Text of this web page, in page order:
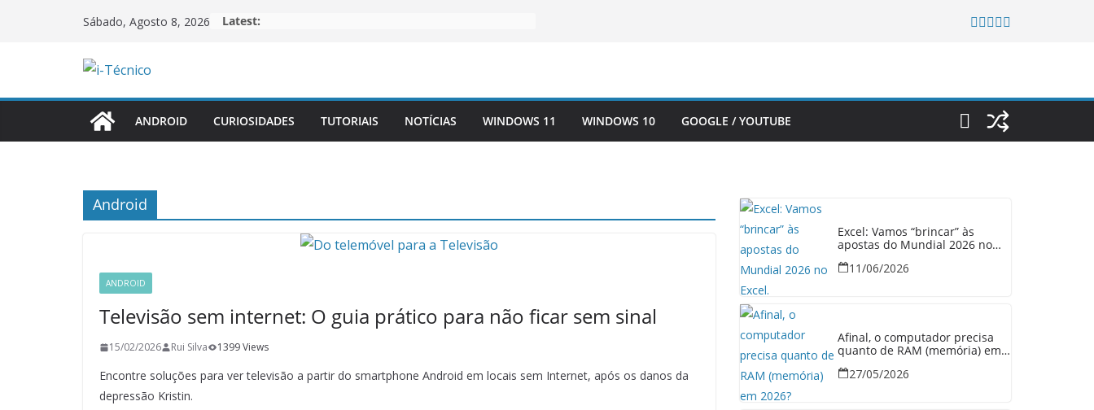
Sábado, Agosto 8, 2026 Latest:
ANDROID CURIOSIDADES TUTORIAIS NOTÍCIAS WINDOWS 11 WINDOWS 10 GOOGLE / YOUTUBE
Android
ANDROID
Televisão sem internet: O guia prático para não ficar sem sinal
15/02/2026 Rui Silva 1399 Views
Encontre soluções para ver televisão a partir do smartphone Android em locais sem Internet, após os danos da
depressão Kristin.
Excel: Vamos “brincar” às
apostas do Mundial 2026 no
11/06/2026
Afinal, o computador precisa
quanto de RAM (memória) em
27/05/2026